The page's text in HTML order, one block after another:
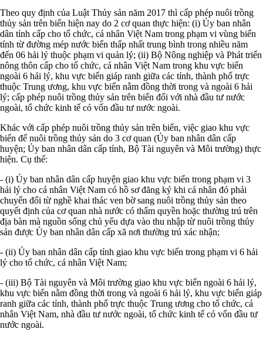
Theo quy định của Luật Thủy sản năm 2017 thì cấp phép nuôi trồng
thủy sản trên biển hiện nay do 2 cơ quan thực hiện: (i) Ủy ban nhân
dân tỉnh cấp cho tổ chức, cá nhân Việt Nam trong phạm vi vùng biển
tính từ đường mép nước biển thấp nhất trung bình trong nhiều năm
đến 06 hải lý thuộc phạm vi quản lý; (ii) Bộ Nông nghiệp và Phát triển
nông thôn cấp cho tổ chức, cá nhân Việt Nam trong khu vực biển
ngoài 6 hải lý, khu vực biển giáp ranh giữa các tỉnh, thành phố trực
thuộc Trung ương, khu vực biển nằm đồng thời trong và ngoài 6 hải
lý; cấp phép nuôi trồng thủy sản trên biển đối với nhà đầu tư nước
ngoài, tổ chức kinh tế có vốn đầu tư nước ngoài.
Khác với cấp phép nuôi trồng thủy sản trên biển, việc giao khu vực
biển để nuôi trồng thủy sản do 3 cơ quan (Ủy ban nhân dân cấp
huyện; Ủy ban nhân dân cấp tỉnh, Bộ Tài nguyên và Môi trường) thực
hiện. Cụ thể:
- (i) Ủy ban nhân dân cấp huyện giao khu vực biển trong phạm vi 3
hải lý cho cá nhân Việt Nam có hồ sơ đăng ký khi cá nhân đó phải
chuyển đổi từ nghề khai thác ven bờ sang nuôi trồng thủy sản theo
quyết định của cơ quan nhà nước có thẩm quyền hoặc thường trú trên
địa bàn mà nguồn sống chủ yếu dựa vào thu nhập từ nuôi trồng thủy
sản được Ủy ban nhân dân cấp xã nơi thường trú xác nhận;
- (ii) Ủy ban nhân dân cấp tỉnh giao khu vực biển trong phạm vi 6 hải
lý cho tổ chức, cá nhân Việt Nam;
- (iii) Bộ Tài nguyên và Môi trường giao khu vực biển ngoài 6 hải lý,
khu vực biển nằm đồng thời trong và ngoài 6 hải lý, khu vực biển giáp
ranh giữa các tỉnh, thành phố trực thuộc Trung ương cho tổ chức, cá
nhân Việt Nam, nhà đầu tư nước ngoài, tổ chức kinh tế có vốn đầu tư
nước ngoài.